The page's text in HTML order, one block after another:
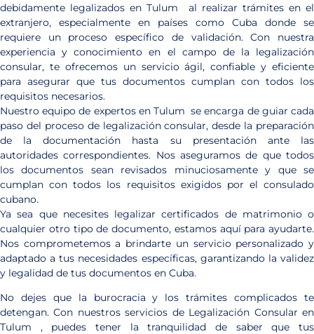
debidamente legalizados en Tulum al realizar trámites en el
extranjero, especialmente en países como Cuba donde se
requiere un proceso específico de validación. Con nuestra
experiencia y conocimiento en el campo de la legalización
consular, te ofrecemos un servicio ágil, confiable y eficiente
para asegurar que tus documentos cumplan con todos los
requisitos necesarios.
Nuestro equipo de expertos en Tulum se encarga de guiar cada
paso del proceso de legalización consular, desde la preparación
de la documentación hasta su presentación ante las
autoridades correspondientes. Nos aseguramos de que todos
los documentos sean revisados minuciosamente y que se
cumplan con todos los requisitos exigidos por el consulado
cubano.
Ya sea que necesites legalizar certificados de matrimonio o
cualquier otro tipo de documento, estamos aquí para ayudarte.
Nos comprometemos a brindarte un servicio personalizado y
adaptado a tus necesidades específicas, garantizando la validez
y legalidad de tus documentos en Cuba.
No dejes que la burocracia y los trámites complicados te
detengan. Con nuestros servicios de Legalización Consular en
Tulum , puedes tener la tranquilidad de saber que tus